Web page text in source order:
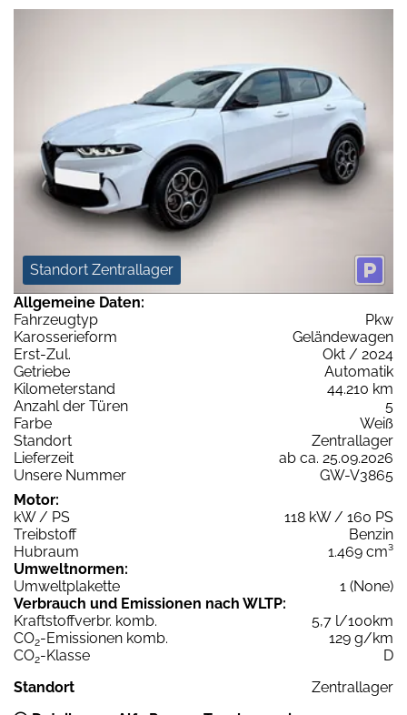
Standort Zentrallager
Allgemeine Daten:
Fahrzeugtyp
Pkw
Karosserieform
Geländewagen
Erst-Zul.
Okt / 2024
Getriebe
Automatik
Kilometerstand
44.210 km
Anzahl der Türen
5
Farbe
Weiß
Standort
Zentrallager
Lieferzeit
ab ca. 25.09.2026
Unsere Nummer
GW-V3865
Motor:
kW / PS
118 kW / 160 PS
Treibstoff
Benzin
Hubraum
1.469 cm³
Umweltnormen:
Umweltplakette
1 (None)
Verbrauch und Emissionen nach WLTP:
Kraftstoffverbr. komb.
5,7 l/100km
CO2-Emissionen komb.
129 g/km
CO2-Klasse
D
Standort
Zentrallager